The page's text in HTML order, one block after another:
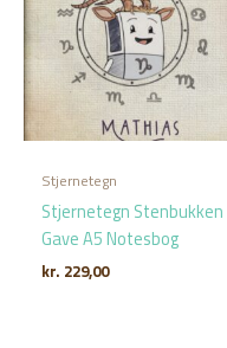
Stjernetegn
Stjernetegn Stenbukken
Gave A5 Notesbog
kr. 229,00